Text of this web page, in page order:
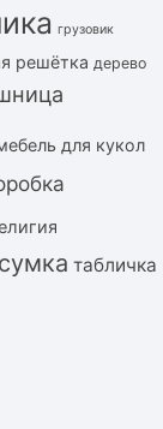
грузовик
решётка дерево
для кукол
сумка табличка